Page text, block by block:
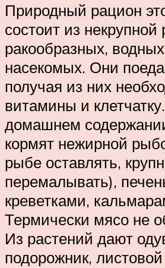
Природный рацион
состоит из
ракообразных,
насекомых. Они
получая из них
витамины и
домашнем
кормят нежирной
рыбе оставлять,
перемалывать),
креветками,
Термически мясо не
Из растений дают
подорожник, листовой